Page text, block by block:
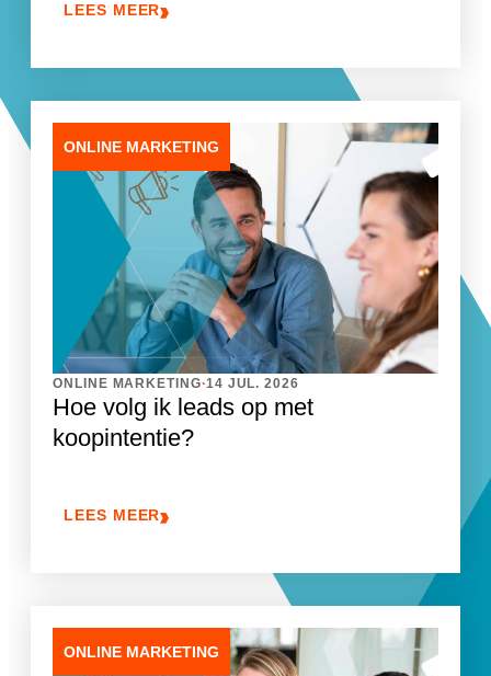
LEES MEER
ONLINE MARKETING
ONLINE MARKETING.14 JUL. 2026
Hoe volg ik leads op met
koopintentie?
LEES MEER
ONLINE MARKETING